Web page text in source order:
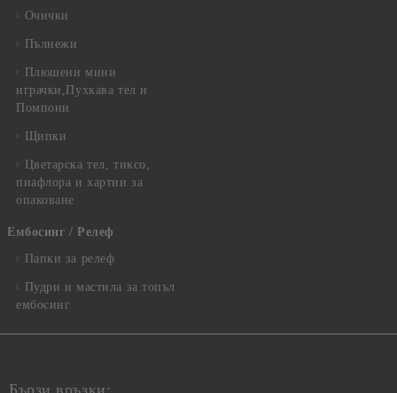
Очички
Пълнежи
Плюшени мини
играчки,Пухкава тел и
Помпони
Щипки
Цветарска тел, тиксо,
пиафлора и хартии за
опаковане
Ембосинг / Релеф
Папки за релеф
Пудри и мастила за топъл
ембосинг
Бързи връзки: